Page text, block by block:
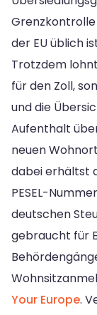
der EU üblich
Trotzdem
für den Zoll,
und die
Aufenthalt
neuen
dabei erhältst
PESEL-
deutschen
gebraucht für
Your Europe.